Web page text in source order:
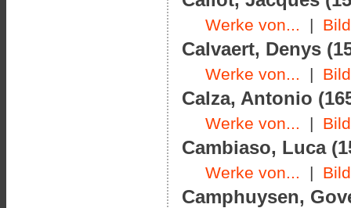
Werke von... |
Calvaert, Denys
Werke von... |
Calza, Antonio
Werke von... |
Cambiaso, Luca
Werke von... |
Camphuysen,